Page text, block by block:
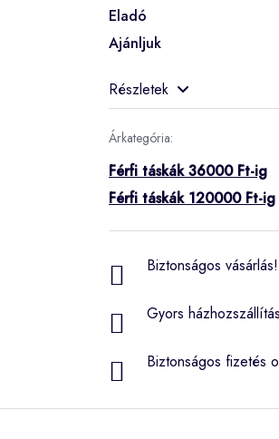
Eladó
Ajánljuk
Részletek
Árkategória:
Férfi táskák 36000 Ft-ig
Férfi táskák 120000 Ft-ig
Biztonságos
Gyors
Biztonságos fizetés